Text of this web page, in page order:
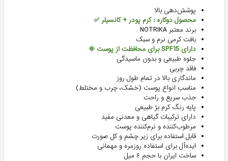
پوشش‌دهی بالا
محصول دوکاره : کرم پودر + کانسیلر ✅
برند معتبر NOTRIKA
بافت کرمی نرم و سبک
دارای SPF15 برای محافظت از پوست 🌞
جلوه طبیعی و بدون ماسیدگی
فاقد چربی
ماندگاری بالا در تمام طول روز
مناسب انواع پوست (خشک، چرب و مختلط)
جذب سریع و راحت
پایه رنگ کرم بژ طبیعی
دارای ترکیبات گیاهی و معدنی مفید
مرطوب‌کننده و نرم‌کننده پوست
قابل استفاده برای زیر چشم و کل صورت
ایده‌آل برای استفاده روزمره و مهمانی
ساخت ایران با حجم ۶ میل